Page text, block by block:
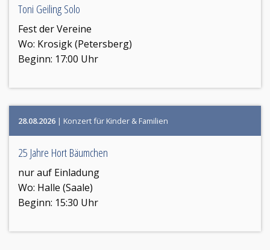
Toni Geiling Solo
Fest der Vereine
Wo: Krosigk (Petersberg)
Beginn: 17:00 Uhr
28.08.2026 | Konzert für Kinder & Familien
25 Jahre Hort Bäumchen
nur auf Einladung
Wo: Halle (Saale)
Beginn: 15:30 Uhr